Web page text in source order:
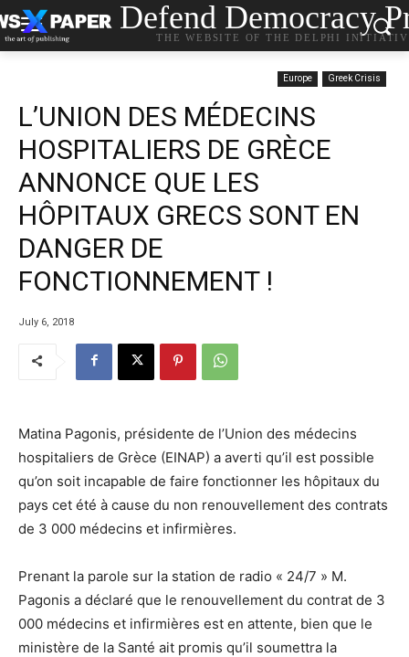
Defend Democracy
THE WEBSITE OF THE DELPHI
Europe Greek Crisis
L’UNION DES MÉDECINS
HOSPITALIERS DE GRÈCE
ANNONCE QUE LES
HÔPITAUX GRECS SONT EN
DANGER DE
FONCTIONNEMENT !
July 6, 2018
Matina Pagonis, présidente de l’Union des médecins
hospitaliers de Grèce (EINAP) a averti qu’il est possible
qu’on soit incapable de faire fonctionner les hôpitaux du
pays cet été à cause du non renouvellement des contrats
de 3 000 médecins et infirmières.
Prenant la parole sur la station de radio « 24/7 » M.
Pagonis a déclaré que le renouvellement du contrat de 3
000 médecins et infirmières est en attente, bien que le
ministère de la Santé ait promis qu’il soumettra la